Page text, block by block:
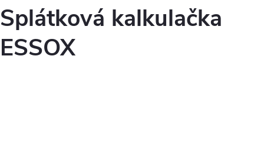
Splátková kalkulačka
ESSOX